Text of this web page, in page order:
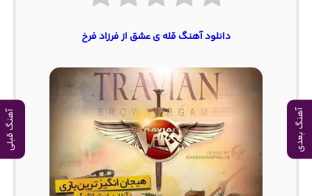
آهنگ بعدی آهنگ قبلی
دانلود آهنگ قله ی عشق از فرزاد فرخ